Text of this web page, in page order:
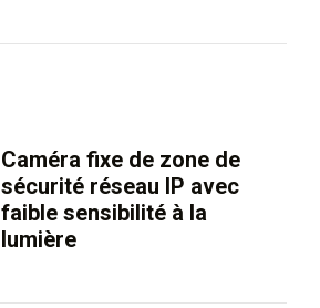
Caméra fixe de zone de
sécurité réseau IP avec
faible sensibilité à la
lumière